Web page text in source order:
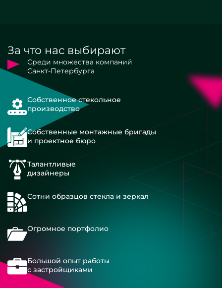
За что нас выбирают
Среди множества компаний
Санкт-Петербурга
Собственное стекольное
производство
Собственные монтажные бригады
и проектное бюро
Талантливые
дизайнеры
Сотни образцов стекла и зеркал
Огромное портфолио
Большой опыт работы
с застройщиками